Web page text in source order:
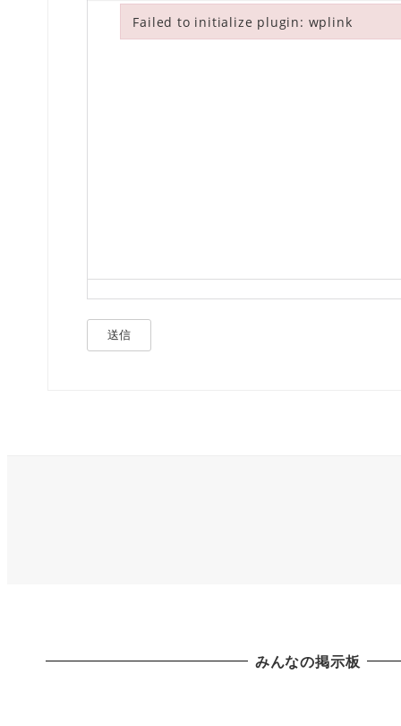
送信
みんなの掲示板
Failed to initialize plugin: wplink
Failed to initialize plugin: wplink